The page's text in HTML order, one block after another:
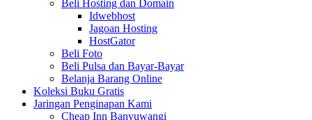
Beli Hosting dan Domain
Idwebhost
Jagoan Hosting
HostGator
Beli Foto
Beli Pulsa dan Bayar-Bayar
Belanja Barang Online
Koleksi Buku Gratis
Jaringan Penginapan Kami
Cheap Inn Banyuwangi